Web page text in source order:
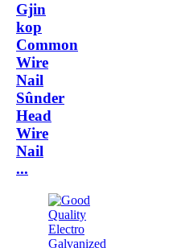
Gjin
kop
Common
Wire
Nail
Sûnder
Head
Wire
Nail
...